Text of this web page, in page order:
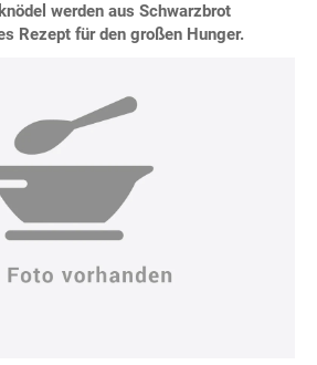
werden aus Schwarzbrot
Rezept für den großen Hunger.